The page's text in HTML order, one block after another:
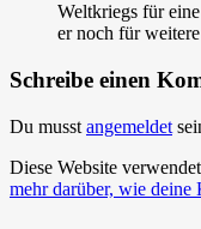
Weltkriegs für
er noch für
Schreibe einen
Du musst angemeldet
Diese Website
mehr darüber, wie deine